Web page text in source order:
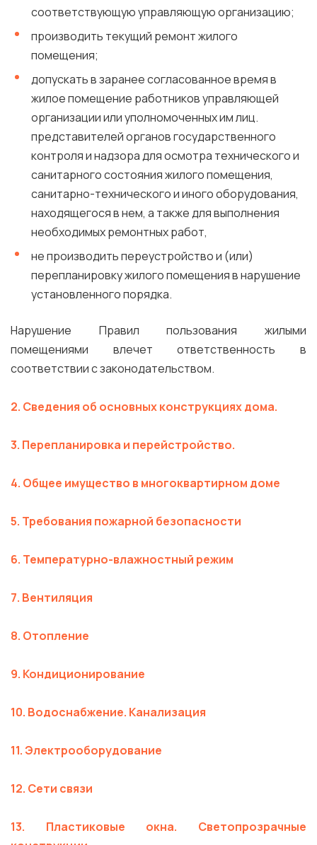
соответствующую управляющую организацию;
производить текущий ремонт жилого
помещения;
допускать в заранее согласованное время в
жилое помещение работников управляющей
организации или уполномоченных им лиц.
представителей органов государственного
контроля и надзора для осмотра технического и
санитарного состояния жилого помещения,
санитарно-технического и иного оборудования,
находящегося в нем, а также для выполнения
необходимых ремонтных работ,
не производить переустройство и (или)
перепланировку жилого помещения в нарушение
установленного порядка.
Нарушение Правил пользования жилыми
помещениями влечет ответственность в
соответствии с законодательством.
2. Сведения об основных конструкциях дома.
3. Перепланировка и перейстройство.
4. Общее имущество в многоквартирном доме
5. Требования пожарной безопасности
6. Температурно-влажностный режим
7. Вентиляция
8. Отопление
9. Кондиционирование
10. Водоснабжение. Канализация
11. Электрооборудование
12. Сети связи
13. Пластиковые окна. Светопрозрачные